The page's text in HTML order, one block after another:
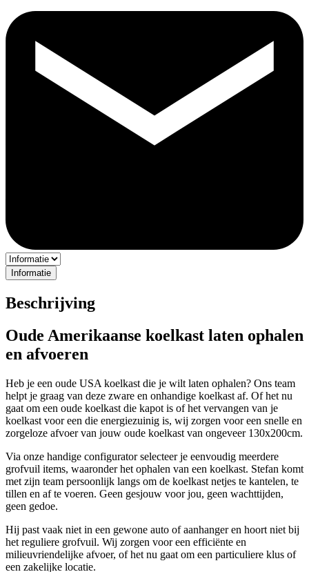
Informatie
Beschrijving
Oude Amerikaanse koelkast laten ophalen
en afvoeren
Heb je een oude USA koelkast die je wilt laten ophalen? Ons team
helpt je graag van deze zware en onhandige koelkast af. Of het nu
gaat om een oude koelkast die kapot is of het vervangen van je
koelkast voor een die energiezuinig is, wij zorgen voor een snelle en
zorgeloze afvoer van jouw oude koelkast van ongeveer 130x200cm.
Via onze handige configurator selecteer je eenvoudig meerdere
grofvuil items, waaronder het ophalen van een koelkast. Stefan komt
met zijn team persoonlijk langs om de koelkast netjes te kantelen, te
tillen en af te voeren. Geen gesjouw voor jou, geen wachttijden,
geen gedoe.
Hij past vaak niet in een gewone auto of aanhanger en hoort niet bij
het reguliere grofvuil. Wij zorgen voor een efficiënte en
milieuvriendelijke afvoer, of het nu gaat om een particuliere klus of
een zakelijke locatie.